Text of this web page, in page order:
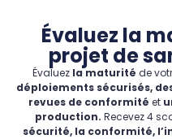
Évaluez la
projet de
Évaluez la maturité de
déploiements sécurisés,
revues de conformité et
production. Recevez 4
sécurité, la conformité,